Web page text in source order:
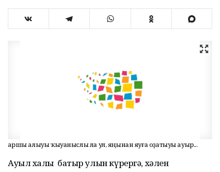
Ҡаршы алыуы ҡыуаныслы ла ул, яңынан яуға оҙатыуы ауыр...
Ауыл халҡы батыр улын күрергә, хәлен